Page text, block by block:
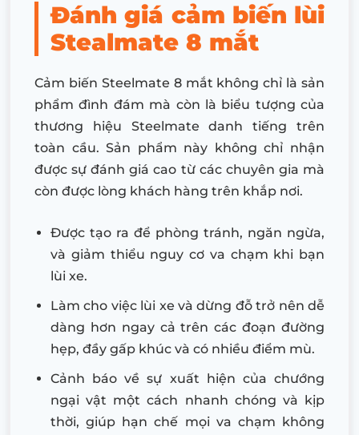
Đánh giá cảm biến lùi
Stealmate 8 mắt
Cảm biến Steelmate 8 mắt không chỉ là sản
phẩm đình đám mà còn là biểu tượng của
thương hiệu Steelmate danh tiếng trên
toàn cầu. Sản phẩm này không chỉ nhận
được sự đánh giá cao từ các chuyên gia mà
còn được lòng khách hàng trên khắp nơi.
Được tạo ra để phòng tránh, ngăn ngừa,
và giảm thiểu nguy cơ va chạm khi bạn
lùi xe.
Làm cho việc lùi xe và dừng đỗ trở nên dễ
dàng hơn ngay cả trên các đoạn đường
hẹp, đầy gấp khúc và có nhiều điểm mù.
Cảnh báo về sự xuất hiện của chướng
ngại vật một cách nhanh chóng và kịp
thời, giúp hạn chế mọi va chạm không